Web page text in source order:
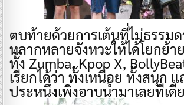
ตบท้ายด้วยการเต้นที่ไม่ธรรมด
หลากหลายจังหวะให้ได้โยกย้
ทั้ง Zumba, Kpop X,
เรียกได้ว่า ทั้งเหนื่อย ทั้งสนุก แ
ประหนึ่งเพิ่งอาบน้ำมาเลยทีเดี